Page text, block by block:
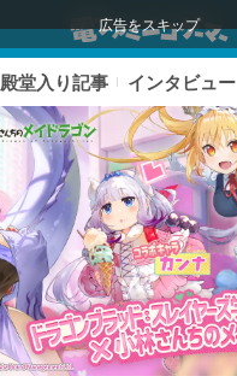
広告をスキップ
殿堂入り記事 インタビュー